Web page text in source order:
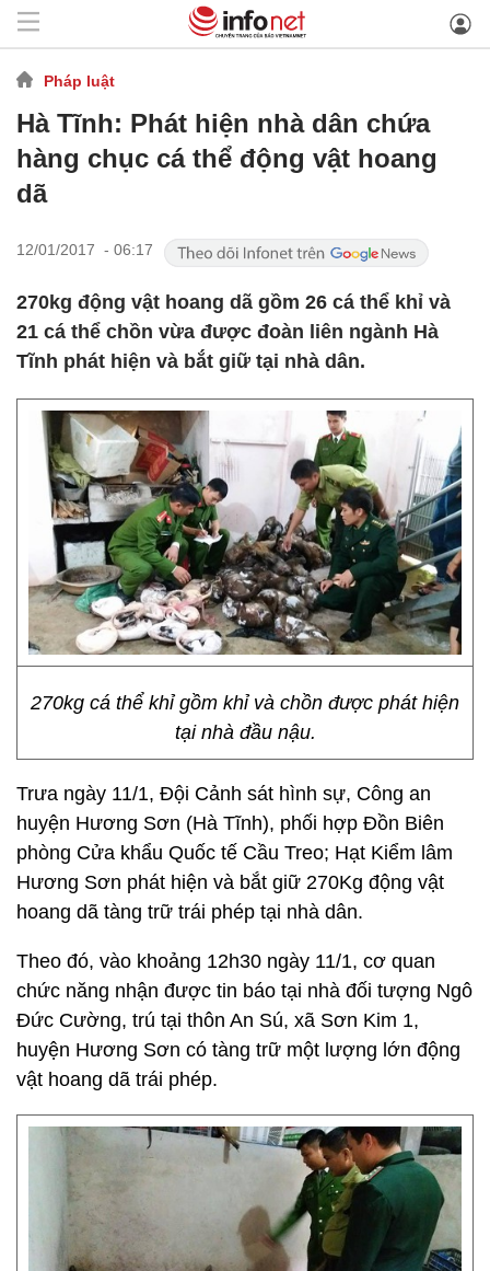
Pháp luật
Hà Tĩnh: Phát hiện nhà dân chứa
hàng chục cá thể động vật hoang
dã
12/01/2017 - 06:17
270kg động vật hoang dã gồm 26 cá thể khỉ và
21 cá thể chồn vừa được đoàn liên ngành Hà
Tĩnh phát hiện và bắt giữ tại nhà dân.
270kg cá thể khỉ gồm khỉ và chồn được phát hiện
tại nhà đầu nậu.
Trưa ngày 11/1, Đội Cảnh sát hình sự, Công an
huyện Hương Sơn (Hà Tĩnh), phối hợp Đồn Biên
phòng Cửa khẩu Quốc tế Cầu Treo; Hạt Kiểm lâm
Hương Sơn phát hiện và bắt giữ 270Kg động vật
hoang dã tàng trữ trái phép tại nhà dân.
Theo đó, vào khoảng 12h30 ngày 11/1, cơ quan
chức năng nhận được tin báo tại nhà đối tượng Ngô
Đức Cường, trú tại thôn An Sú, xã Sơn Kim 1,
huyện Hương Sơn có tàng trữ một lượng lớn động
vật hoang dã trái phép.